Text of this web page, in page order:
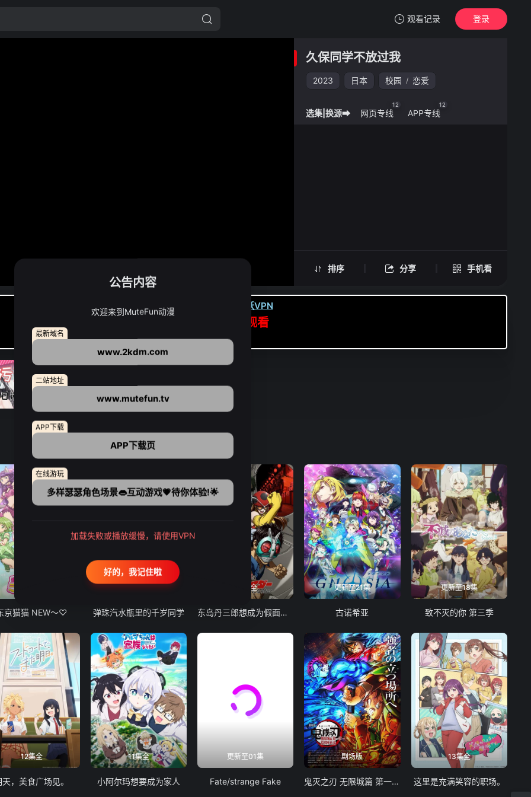
观看记录
我的观影记录
久保同学不放过我
登录
久保同学不放过我
2023 日本 校园 / 恋爱
排序 分享 手机看
选集|换源➡ 网页专线
12
APP专线
12
卡顿请翻墙(亚洲节点优先): 下载虎跃VPN
APP高速专线可前往APP观看
点我下载APP（仅安卓/苹果暂无）
京猫猫 NEW～♡
13集全
弹珠汽水瓶里的千岁同学
24集全
东岛丹三郎想成为假面骑士
更新至21集
古诺希亚
更新至18集
致不灭的你 第三季
12集全
天，美食广场见。
11集全
小阿尔玛想要成为家人
更新至01集
Fate/strange Fake
剧场版
鬼灭之刃 无限城篇 第一章 猗窝座再袭
13集全
这里是充满笑容的职场。
公告内容
欢迎来到MuteFun动漫
最新域名
www.2kdm.com
二站地址
www.mutefun.tv
APP下载
APP下载页
在线游玩
多样瑟瑟角色场景👄互动游戏💗待你体验!🌟
加载失败或播放缓慢，请使用VPN
好的，我记住啦